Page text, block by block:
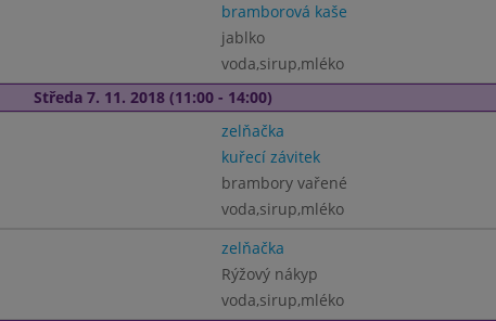
bramborová kaše
jablko
voda,sirup,mléko
Středa 7. 11. 2018 (11:00 - 14:00)
zelňačka
kuřecí závitek
brambory vařené
voda,sirup,mléko
zelňačka
Rýžový nákyp
voda,sirup,mléko